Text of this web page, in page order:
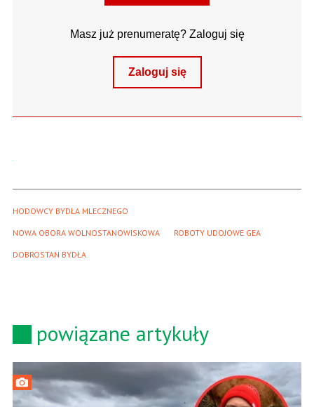
Masz już prenumeratę? Zaloguj się
Zaloguj się
HODOWCY BYDŁA MLECZNEGO
NOWA OBORA WOLNOSTANOWISKOWA ROBOTY UDOJOWE GEA
DOBROSTAN BYDŁA
powiązane artykuły